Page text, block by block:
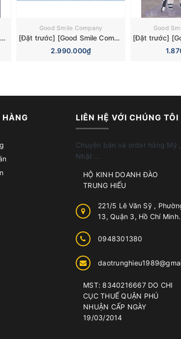
[Đặt trước] [Good Smile Company] Mô hình nhân vật Blue Archive Nendoroid 3084 Mika Misono Swimsuit Basic Figure (Bonus)
Good Smile Company
[Đặt trước] [Good Smile Company] Mô hình nhân vật Blue Archive Nendoroid Surprise 6 Pieces Box Figure
2.990.000₫
Good
HÀNG LIÊN HỆ VỚI CHÚNG TÔI
Chuyên bán và order hàng Mỹ
Nhật ...
HỘ KINH DOANH ĐÀO
TRUNG HIẾU
221/5 Lê Văn Sỹ ,
13, Quận 3, Hồ Chí Minh.
0948301380
MST: 8340216667 DO CHI
CỤC THUẾ QUẬN PHÚ
NHUẬN CẤP NGÀY
19/03/2014